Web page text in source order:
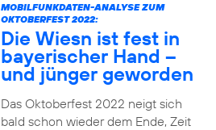
MOBILFUNKDATEN-ANALYSE ZUM
OKTOBERFEST 2022:
Die Wiesn ist fest in
bayerischer Hand –
und jünger geworden
Das Oktoberfest 2022 neigt sich
bald schon wieder dem Ende, Zeit